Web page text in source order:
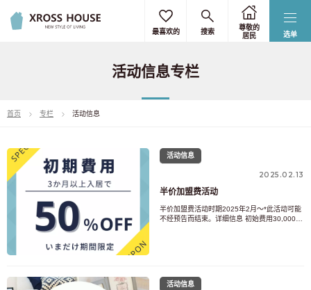
选单
最喜欢的 搜索
尊敬的
居民
活动信息专栏
首页 专栏 活动信息
活动信息
2025.02.13
半价加盟费活动
半价加盟费活动时期2025年2月～*此活动可能
不经预告而结束。详细信息 初始费用30,000日
活动信息